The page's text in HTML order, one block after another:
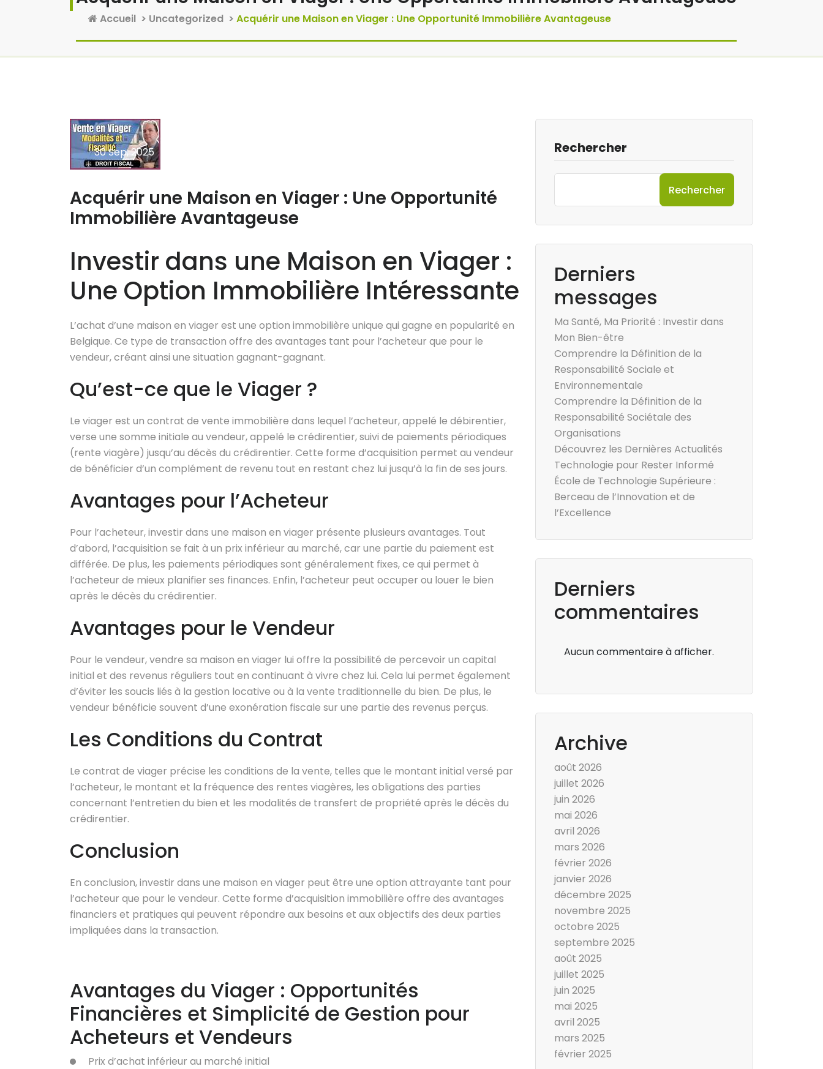
Accueil > Uncategorized > Acquérir une Maison en Viager : Une Opportunité Immobilière Avantageuse
30 Sep, 2025
Acquérir une Maison en Viager : Une Opportunité
Immobilière Avantageuse
Investir dans une Maison en Viager :
Une Option Immobilière Intéressante
L’achat d’une maison en viager est une option immobilière unique qui gagne en popularité en
Belgique. Ce type de transaction offre des avantages tant pour l’acheteur que pour le
vendeur, créant ainsi une situation gagnant-gagnant.
Qu’est-ce que le Viager ?
Le viager est un contrat de vente immobilière dans lequel l’acheteur, appelé le débirentier,
verse une somme initiale au vendeur, appelé le crédirentier, suivi de paiements périodiques
(rente viagère) jusqu’au décès du crédirentier. Cette forme d’acquisition permet au vendeur
de bénéficier d’un complément de revenu tout en restant chez lui jusqu’à la fin de ses jours.
Avantages pour l’Acheteur
Pour l’acheteur, investir dans une maison en viager présente plusieurs avantages. Tout
d’abord, l’acquisition se fait à un prix inférieur au marché, car une partie du paiement est
différée. De plus, les paiements périodiques sont généralement fixes, ce qui permet à
l’acheteur de mieux planifier ses finances. Enfin, l’acheteur peut occuper ou louer le bien
après le décès du crédirentier.
Avantages pour le Vendeur
Pour le vendeur, vendre sa maison en viager lui offre la possibilité de percevoir un capital
initial et des revenus réguliers tout en continuant à vivre chez lui. Cela lui permet également
d’éviter les soucis liés à la gestion locative ou à la vente traditionnelle du bien. De plus, le
vendeur bénéficie souvent d’une exonération fiscale sur une partie des revenus perçus.
Les Conditions du Contrat
Le contrat de viager précise les conditions de la vente, telles que le montant initial versé par
l’acheteur, le montant et la fréquence des rentes viagères, les obligations des parties
concernant l’entretien du bien et les modalités de transfert de propriété après le décès du
crédirentier.
Conclusion
En conclusion, investir dans une maison en viager peut être une option attrayante tant pour
l’acheteur que pour le vendeur. Cette forme d’acquisition immobilière offre des avantages
financiers et pratiques qui peuvent répondre aux besoins et aux objectifs des deux parties
impliquées dans la transaction.
Avantages du Viager : Opportunités
Financières et Simplicité de Gestion pour
Acheteurs et Vendeurs
Prix d’achat inférieur au marché initial
Rechercher
Rechercher
Derniers
messages
Ma Santé, Ma Priorité : Investir dans
Mon Bien-être
Comprendre la Définition de la
Responsabilité Sociale et
Environnementale
Comprendre la Définition de la
Responsabilité Sociétale des
Organisations
Découvrez les Dernières Actualités
Technologie pour Rester Informé
École de Technologie Supérieure :
Berceau de l’Innovation et de
l’Excellence
Derniers
commentaires
Aucun commentaire à afficher.
Archive
août 2026
juillet 2026
juin 2026
mai 2026
avril 2026
mars 2026
février 2026
janvier 2026
décembre 2025
novembre 2025
octobre 2025
septembre 2025
août 2025
juillet 2025
juin 2025
mai 2025
avril 2025
mars 2025
février 2025